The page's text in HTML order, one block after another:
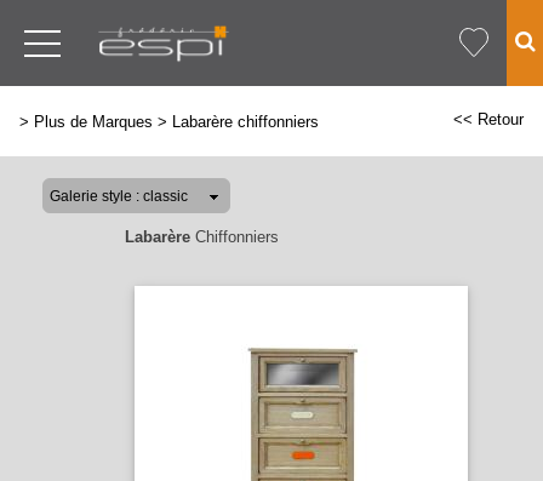
> Plus de Marques > Labarère chiffonniers << Retour
LabarèreChiffonniers